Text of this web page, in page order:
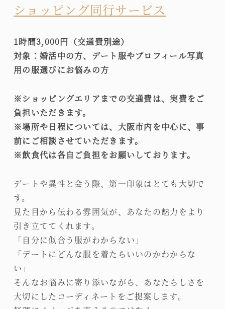
ショッピング同行サービス
1時間3,000円（交通費別途）
対象：婚活中の方、デート服やプロフィール写真
用の服選びにお悩みの方
※ショッピングエリアまでの交通費は、実費をご
負担いただきます。
※場所や日程については、大阪市内を中心に、事
前にご相談させていただきます。
※飲食代は各自ご負担をお願いしております。
デートや異性と会う際、第一印象はとても大切で
す。
見た目から伝わる雰囲気が、あなたの魅力をより
引き立ててくれます。
「自分に似合う服がわからない」
「デートにどんな服を着たらいいのかわからな
い」
そんなお悩みに寄り添いながら、あなたらしさを
大切にしたコーディネートをご提案します。